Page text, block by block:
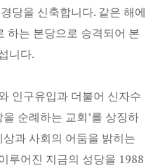
당을 신축합니다. 같은 해에
하는 본당으로 승격되어 본
니다.
인구유입과 더불어 신자수
순례하는 교회’를 상징하
과 사회의 어둠을 밝히는
루어진 지금의 성당을 1988